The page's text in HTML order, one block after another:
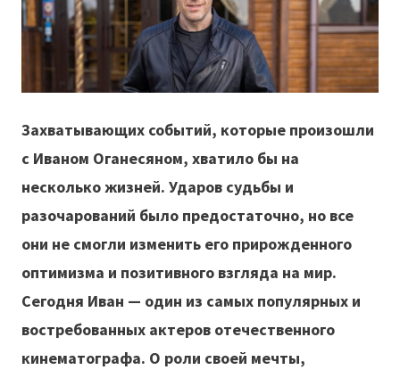
Захватывающих событий, которые произошли
с Иваном Оганесяном, хватило бы на
несколько жизней. Ударов судьбы и
разочарований было предостаточно, но все
они не смогли изменить его прирожденного
оптимизма и позитивного взгляда на мир.
Сегодня Иван — один из самых популярных и
востребованных актеров отечественного
кинематографа. О роли своей мечты,